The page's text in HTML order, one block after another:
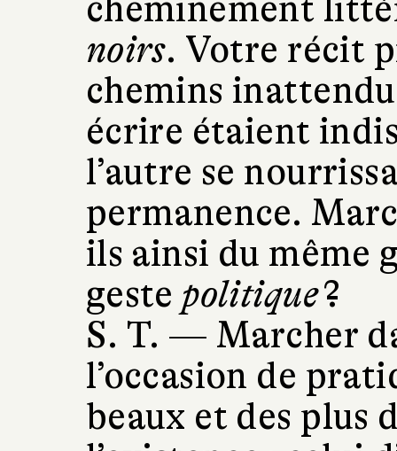
cheminement
noirs. Votre récit
chemins
écrire étaient
l’autre se
permanence.
ils ainsi du même
geste politique?
S. T. — Marcher
l’occasion de
beaux et des plus